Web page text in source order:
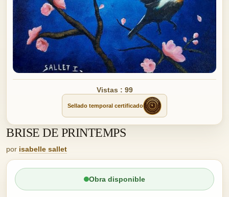
Vistas : 99
Sellado temporal certificado
BRISE DE PRINTEMPS
por isabelle sallet
Obra disponible